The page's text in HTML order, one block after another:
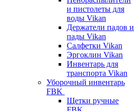
и пистолеты для
воды Vikan
Держатели падов и
пады Vikan
Салфетки Vikan
Эргоклин Vikan
Инвентарь для
транспорта Vikan
Уборочный инвентарь
FBK
Щетки ручные